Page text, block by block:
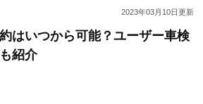
2023年03月10日更新
はいつから可能？ユーザー車検
紹介